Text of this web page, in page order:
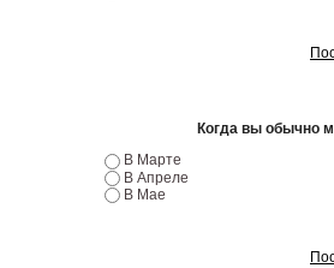
Когда вы обычно
В Марте
В Апреле
В Мае